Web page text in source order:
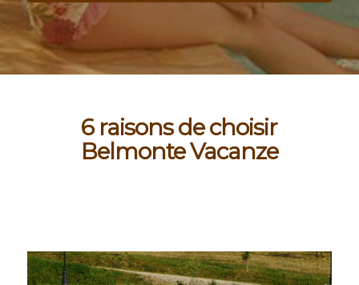
6 raisons de choisir
Belmonte Vacanze